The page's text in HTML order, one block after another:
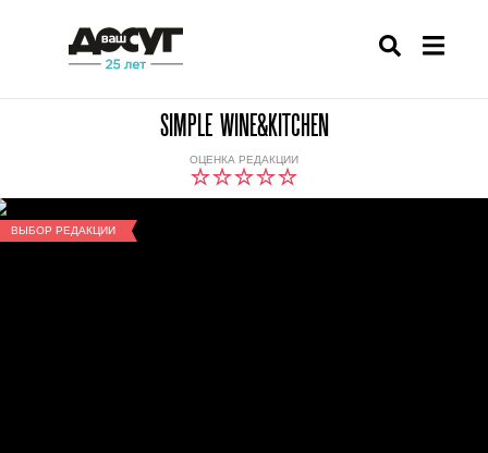
SIMPLE WINE&KITCHEN
ОЦЕНКА РЕДАКЦИИ
ВЫБОР РЕДАКЦИИ